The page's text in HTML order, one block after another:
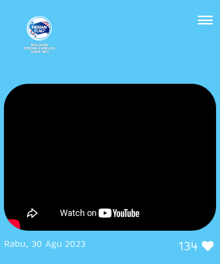
BUILDING
STRONG FAMILIES
SINCE 1871
Rabu, 30 Agu 2023 134